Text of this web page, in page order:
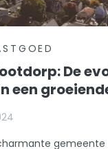
De
een
gemeente